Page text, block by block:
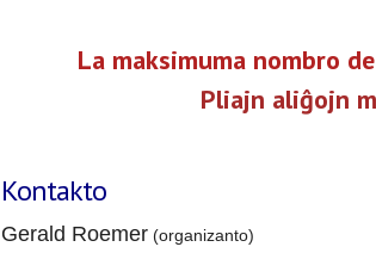
La maksimuma nombro
Pliajn aliĝojn
Kontakto
Gerald Roemer (organizanto)